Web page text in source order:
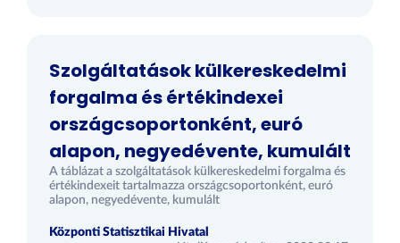
Szolgáltatások külkereskedelmi
forgalma és értékindexei
országcsoportonként, euró
alapon, negyedévente, kumulált
A táblázat a szolgáltatások külkereskedelmi forgalma és
értékindexeit tartalmazza országcsoportonként, euró
alapon, negyedévente, kumulált
Központi Statisztikai Hivatal